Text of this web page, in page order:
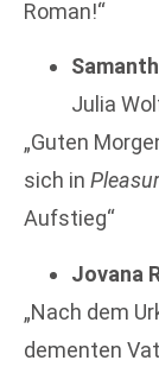
Roman!“
Julia
„Guten
sich in
Aufstieg“
Jovana
„Nach dem
dementen